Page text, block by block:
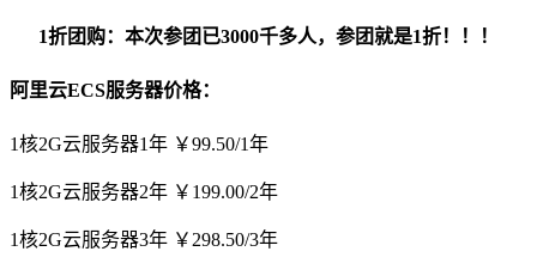
1折团购：本次参团已3000千多人，参团就是1折！！！
阿里云ECS服务器价格：
1核2G云服务器1年 ￥99.50/1年
1核2G云服务器2年 ￥199.00/2年
1核2G云服务器3年 ￥298.50/3年